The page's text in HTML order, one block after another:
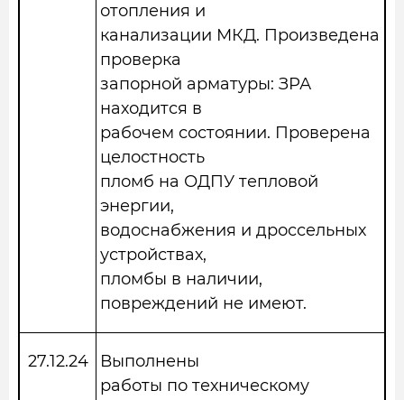
отопления и
канализации МКД. Произведена
проверка
запорной арматуры: ЗРА
находится в
рабочем состоянии. Проверена
целостность
пломб на ОДПУ тепловой
энергии,
водоснабжения и дроссельных
устройствах,
пломбы в наличии,
повреждений не имеют.
27.12.24
Выполнены
работы по техническому